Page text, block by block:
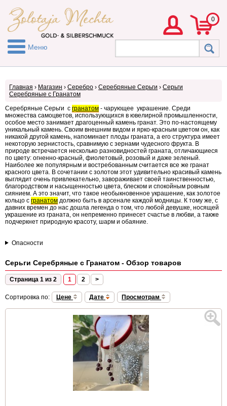
0
Меню
Главная › Магазин › Серебро › Серебряные Серьги › Серьги
Серебряные с Гранатом
Серебряные Серьги с гранатом - чарующее украшение. Среди
множества самоцветов, использующихся в ювелирной промышленности,
особое место занимает драгоценный камень гранат. Это по-настоящему
уникальный камень. Своим внешним видом и ярко-красным цветом он, как
никакой другой камень, напоминает плоды граната, а его структура имеет
некоторую зернистость, сравнимую с зернами чудесного фрукта. В
природе встречается несколько разновидностей граната, отличающиеся
по цвету: огненно-красный, фиолетовый, розовый и даже зеленый.
Наиболее же популярным и востребованным считается все же гранат
красного цвета. В сочетании с золотом этот удивительно красивый камень
выглядит очень привлекательно, завораживает своей таинственностью,
благородством и насыщенностью цвета, блеском и спокойным ровным
сиянием. А это значит, что такое необыкновенное украшение, как золотое
кольцо с гранатом должно быть в арсенале каждой модницы. К тому же, с
давних времен до нас дошла легенда о том, что любой девушке, носящей
украшение из граната, он непременно принесет счастье в любви, а также
подчеркнет природную красоту, шарм и обаяние.
Опасности
Серьги Серебряные с Гранатом - Обзор товаров
Страница 1 из 2 1 2 >
Сортировка по: Цене Дате Просмотрам